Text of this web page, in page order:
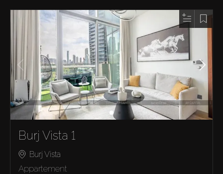
Burj Vista 1
Burj Vista
Appartement